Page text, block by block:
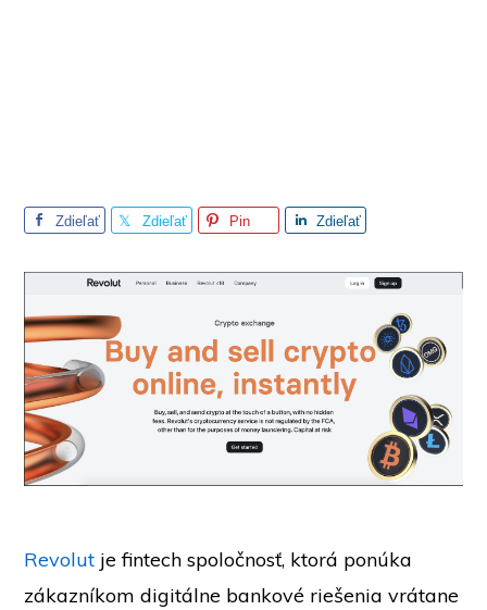
Zdieľať Zdieľať Pin Zdieľať
Revolut je fintech spoločnosť, ktorá ponúka
zákazníkom digitálne bankové riešenia vrátane